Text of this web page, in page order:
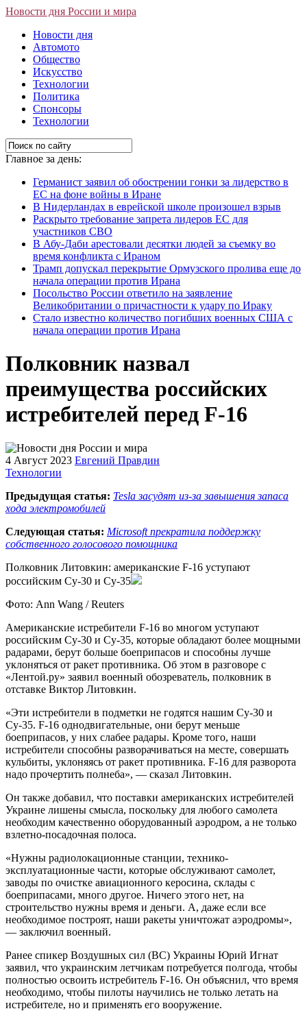
Новости дня России и мира
Новости дня
Автомото
Общество
Искусство
Технологии
Политика
Спонсоры
Технологии
Главное за день:
Германист заявил об обострении гонки за лидерство в
ЕС на фоне войны в Иране
В Нидерландах в еврейской школе произошел взрыв
Раскрыто требование запрета лидеров ЕС для
участников СВО
В Абу-Даби арестовали десятки людей за съемку во
время конфликта с Ираном
Трамп допускал перекрытие Ормузского пролива еще до
начала операции против Ирана
Посольство России ответило на заявление
Великобритании о причастности к удару по Ираку
Стало известно количество погибших военных США с
начала операции против Ирана
Полковник назвал
преимущества российских
истребителей перед F-16
4 Август 2023 Евгений Правдин
Технологии
Предыдущая статья: Tesla засудят из-за завышения запаса
хода электромобилей
Следующая статья: Microsoft прекратила поддержку
собственного голосового помощника
Полковник Литовкин: американские F-16 уступают
российским Су-30 и Су-35
Фото: Ann Wang / Reuters
Американские истребители F-16 во многом уступают
российским Су-30 и Су-35, которые обладают более мощными
радарами, берут больше боеприпасов и способны лучше
уклоняться от ракет противника. Об этом в разговоре с
«Лентой.ру» заявил военный обозреватель, полковник в
отставке Виктор Литовкин.
«Эти истребители в подметки не годятся нашим Су-30 и
Су-35. F-16 однодвигательные, они берут меньше
боеприпасов, у них слабее радары. Кроме того, наши
истребители способны разворачиваться на месте, совершать
кульбиты, уклоняясь от ракет противника. F-16 для разворота
надо прочертить полнеба», — сказал Литовкин.
Он также добавил, что поставки американских истребителей
Украине лишены смысла, поскольку для любого самолета
необходим качественно оборудованный аэродром, а не только
взлетно-посадочная полоса.
«Нужны радиолокационные станции, технико-
эксплуатационные части, которые обслуживают самолет,
заводы по очистке авиационного керосина, склады с
боеприпасами, много другое. Ничего этого нет, на
строительство нужны время и деньги. А, даже если все
необходимое построят, наши ракеты уничтожат аэродромы»,
— заключил военный.
Ранее спикер Воздушных сил (ВС) Украины Юрий Игнат
заявил, что украинским летчикам потребуется полгода, чтобы
полностью освоить истребитель F-16. Он объяснил, что время
необходимо, чтобы пилоты научились не только летать на
истребителе, но и применять его вооружение.